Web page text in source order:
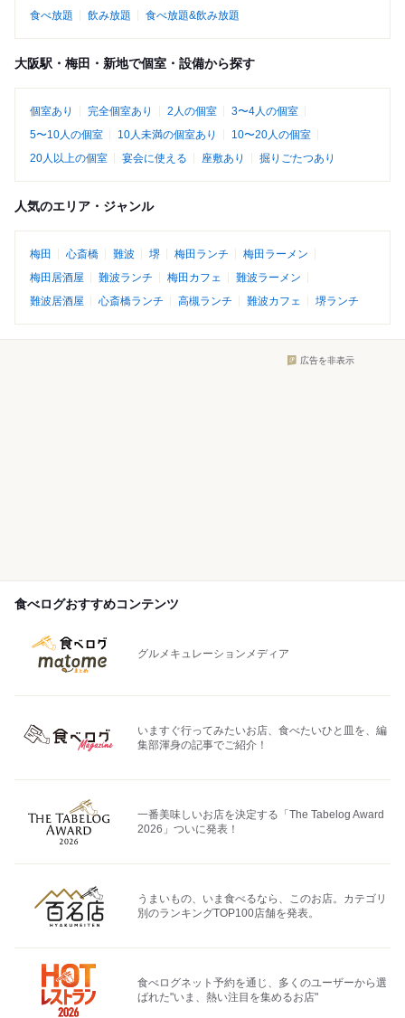
食べ放題
飲み放題 食べ放題&飲み放題
大阪駅・梅田・新地で個室・設備から探す
個室あり 完全個室あり 2人の個室
3〜4人の個室
5〜10人の個室
10人未満の個室あり
10〜20人の個室
20人以上の個室
宴会に使える 座敷あり 掘りごたつあり
人気のエリア・ジャンル
梅田 心斎橋 難波 堺 梅田ランチ
梅田ラーメン
梅田居酒屋
難波ランチ 梅田カフェ
難波ラーメン
難波居酒屋
心斎橋ランチ 高槻ランチ 難波カフェ 堺ランチ
広告を非表示
食べログおすすめコンテンツ
グルメキュレーションメディア
いますぐ行ってみたいお店、食べたいひと皿を、編
集部渾身の記事でご紹介！
一番美味しいお店を決定する「The Tabelog Award
2026」ついに発表！
うまいもの、いま食べるなら、このお店。カテゴリ
別のランキングTOP100店舗を発表。
食べログネット予約を通じ、多くのユーザーから選
ばれた"いま、熱い注目を集めるお店"